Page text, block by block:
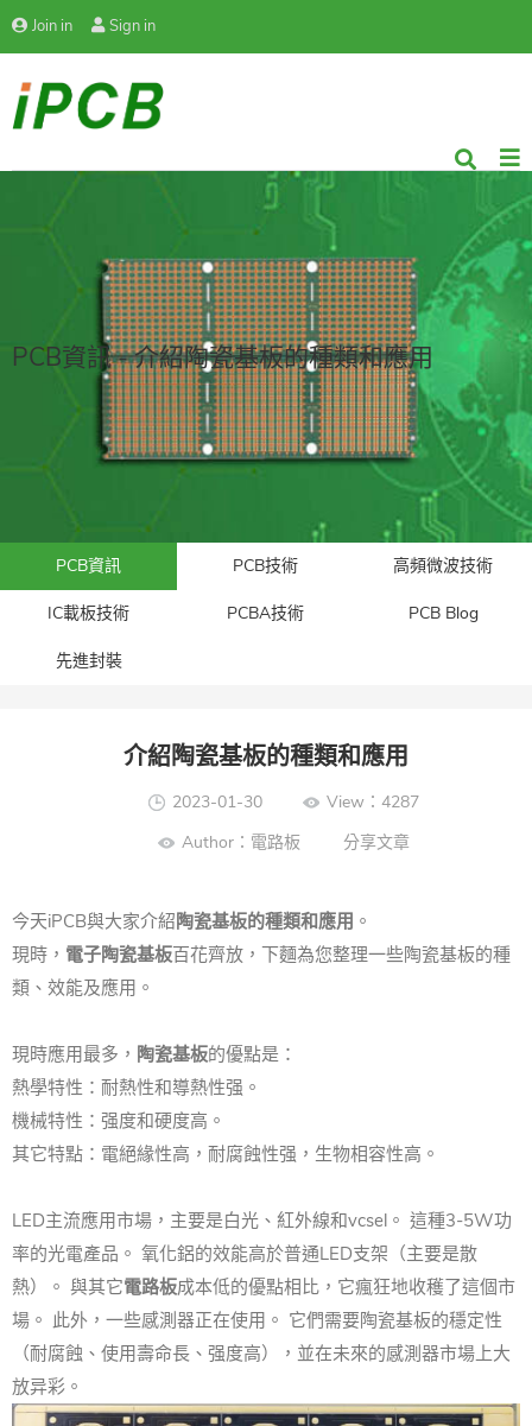
Join in Sign in
PCB資訊 - 介紹陶瓷基板的種類和應用
PCB資訊 PCB技術 高頻微波技術
IC載板技術 PCBA技術 PCB Blog
先進封裝​
介紹陶瓷基板的種類和應用
2023-01-30
View：4287
Author：電路板 分享文章
今天iPCB與大家介紹陶瓷基板的種類和應用 。
現時， 電子陶瓷基板百花齊放，下麵為您整理一些陶瓷基板的種
類、效能及應用。
現時應用最多， 陶瓷基板的優點是：
熱學特性：耐熱性和導熱性强。
機械特性：强度和硬度高。
其它特點：電絕緣性高，耐腐蝕性强，生物相容性高。
LED主流應用市場，主要是白光、紅外線和vcsel。 這種3-5W功
率的光電產品。 氧化鋁的效能高於普通LED支架（主要是散
熱）。 與其它電路板成本低的優點相比，它瘋狂地收穫了這個市
場。 此外，一些感測器正在使用。 它們需要陶瓷基板的穩定性
（耐腐蝕、使用壽命長、强度高），並在未來的感測器市場上大
放异彩。